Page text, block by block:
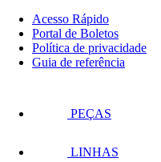
Acesso Rápido
Portal de Boletos
Política de privacidade
Guia de referência
PEÇAS
LINHAS